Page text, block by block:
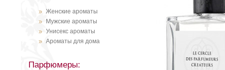
Женские ароматы
Мужские ароматы
Унисекс ароматы
Ароматы для дома
Парфюмеры: